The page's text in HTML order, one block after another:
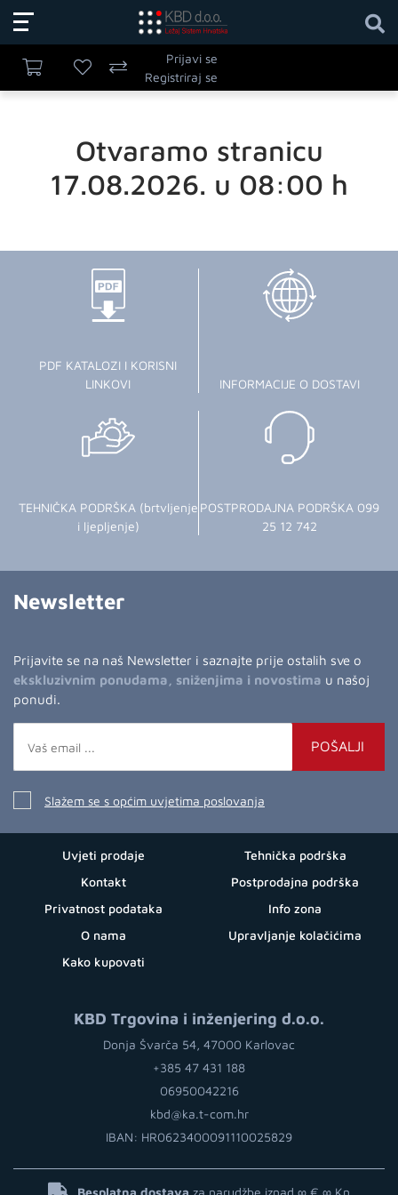
Prijavi se
Registriraj se
Otvaramo stranicu
17.08.2026. u 08:00 h
PDF KATALOZI I KORISNI
LINKOVI
INFORMACIJE O DOSTAVI
TEHNIČKA PODRŠKA (brtvljenje
i ljepljenje)
POSTPRODAJNA PODRŠKA 099
25 12 742
Newsletter
Prijavite se na naš Newsletter i saznajte prije ostalih sve o
ekskluzivnim ponudama, sniženjima i novostima u našoj
ponudi.
POŠALJI
Slažem se s općim uvjetima poslovanja
Uvjeti prodaje
Kontakt
Privatnost podataka
O nama
Kako kupovati
Tehnička podrška
Postprodajna podrška
Info zona
Upravljanje kolačićima
KBD Trgovina i inženjering d.o.o.
Donja Švarča 54, 47000 Karlovac
+385 47 431 188
06950042216
kbd@ka.t-com.hr
IBAN: HR0623400091110025829
Besplatna dostava za narudžbe iznad ∞ € ∞ Kn